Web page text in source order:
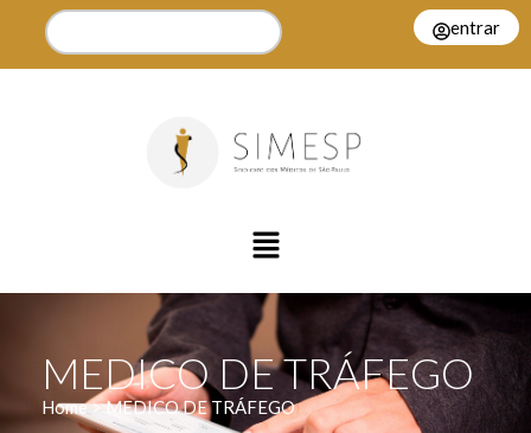
entrar
MEDICO DE TRÁFEGO
Home > MEDICO DE TRÁFEGO